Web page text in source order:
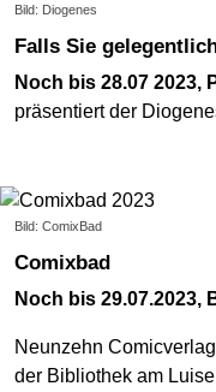
Bild: Diogenes
Falls Sie
Noch bis 28.07
präsentiert der
Bild: ComixBad
Comixbad
Noch bis 29.07.2023,
Neunzehn
der Bibliothek am